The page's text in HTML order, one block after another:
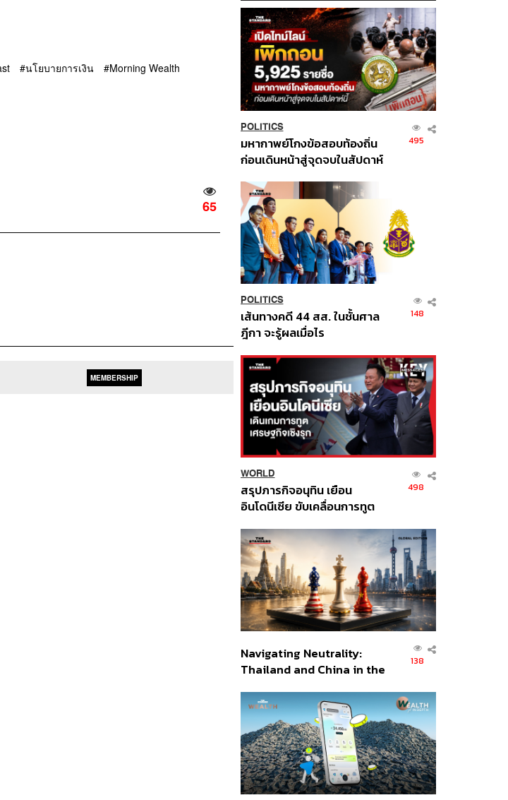
นโยบายการเงิน
Morning Wealth
65
MEMBERSHIP
POLITICS
มหากาพย์โกงข้อสอบท้องถิ่น
ก่อนเดินหน้าสู่จุดจบในสัปดาห์
495
POLITICS
เส้นทางคดี 44 สส. ในชั้นศาล
ฎีกา จะรู้ผลเมื่อไร
148
WORLD
สรุปภารกิจอนุทิน เยือน
อินโดนีเซีย ขับเคลื่อนการทูต
ส่วนยุทธศาสตร์ไทย –
อินโดนีเซีย
498
Navigating Neutrality:
Thailand and China in the
Order
138